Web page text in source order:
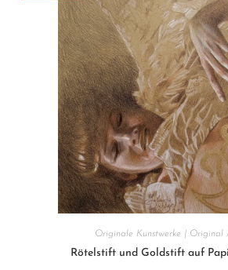
Originale Kunstwerke | Original
Rötelstift und Goldstift auf